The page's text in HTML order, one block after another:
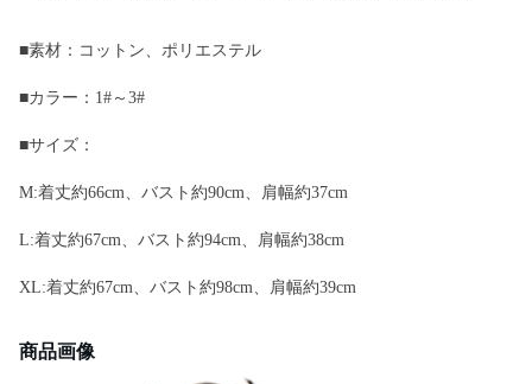
■素材：コットン、ポリエステル
■カラー：1#～3#
■サイズ：
M:着丈約66cm、バスト約90cm、肩幅約37cm
L:着丈約67cm、バスト約94cm、肩幅約38cm
XL:着丈約67cm、バスト約98cm、肩幅約39cm
商品画像